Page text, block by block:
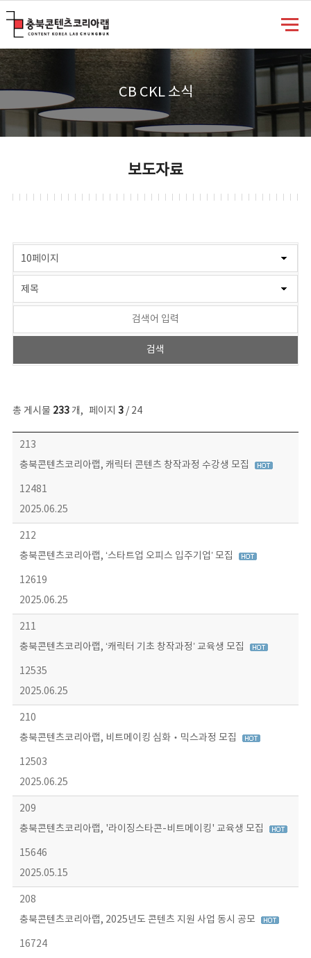
CB CKL 소식
보도자료
총 게시물 233개, 페이지 3/ 24
보도자료 목록 - 번호, 제목, 작성자, 파일, 조회수, 작성일 정보 제공
213
충북콘텐츠코리아랩, 캐릭터 콘텐츠 창작과정 수강생 모집
12481
2025.06.25
212
충북콘텐츠코리아랩, ‘스타트업 오피스 입주기업’ 모집
12619
2025.06.25
211
충북콘텐츠코리아랩, ‘캐릭터 기초 창작과정’ 교육생 모집
12535
2025.06.25
210
충북콘텐츠코리아랩, 비트메이킹 심화‧믹스과정 모집
12503
2025.06.25
209
충북콘텐츠코리아랩, '라이징스타콘-비트메이킹' 교육생 모집
15646
2025.05.15
208
충북콘텐츠코리아랩, 2025년도 콘텐츠 지원 사업 동시 공모
16724